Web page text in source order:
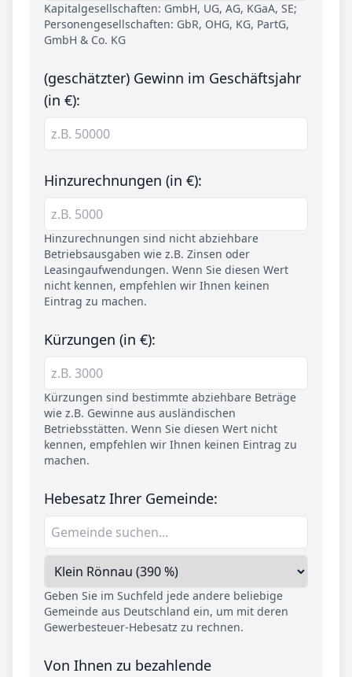
Kapitalgesellschaften: GmbH, UG, AG, KGaA, SE;
Personengesellschaften: GbR, OHG, KG, PartG,
GmbH & Co. KG
(geschätzter) Gewinn im Geschäftsjahr
(in €):
Hinzurechnungen (in €):
Hinzurechnungen sind nicht abziehbare
Betriebsausgaben wie z.B. Zinsen oder
Leasingaufwendungen. Wenn Sie diesen Wert
nicht kennen, empfehlen wir Ihnen keinen
Eintrag zu machen.
Kürzungen (in €):
Kürzungen sind bestimmte abziehbare Beträge
wie z.B. Gewinne aus ausländischen
Betriebsstätten. Wenn Sie diesen Wert nicht
kennen, empfehlen wir Ihnen keinen Eintrag zu
machen.
Hebesatz Ihrer Gemeinde:
Geben Sie im Suchfeld jede andere beliebige
Gemeinde aus Deutschland ein, um mit deren
Gewerbesteuer-Hebesatz zu rechnen.
Von Ihnen zu bezahlende